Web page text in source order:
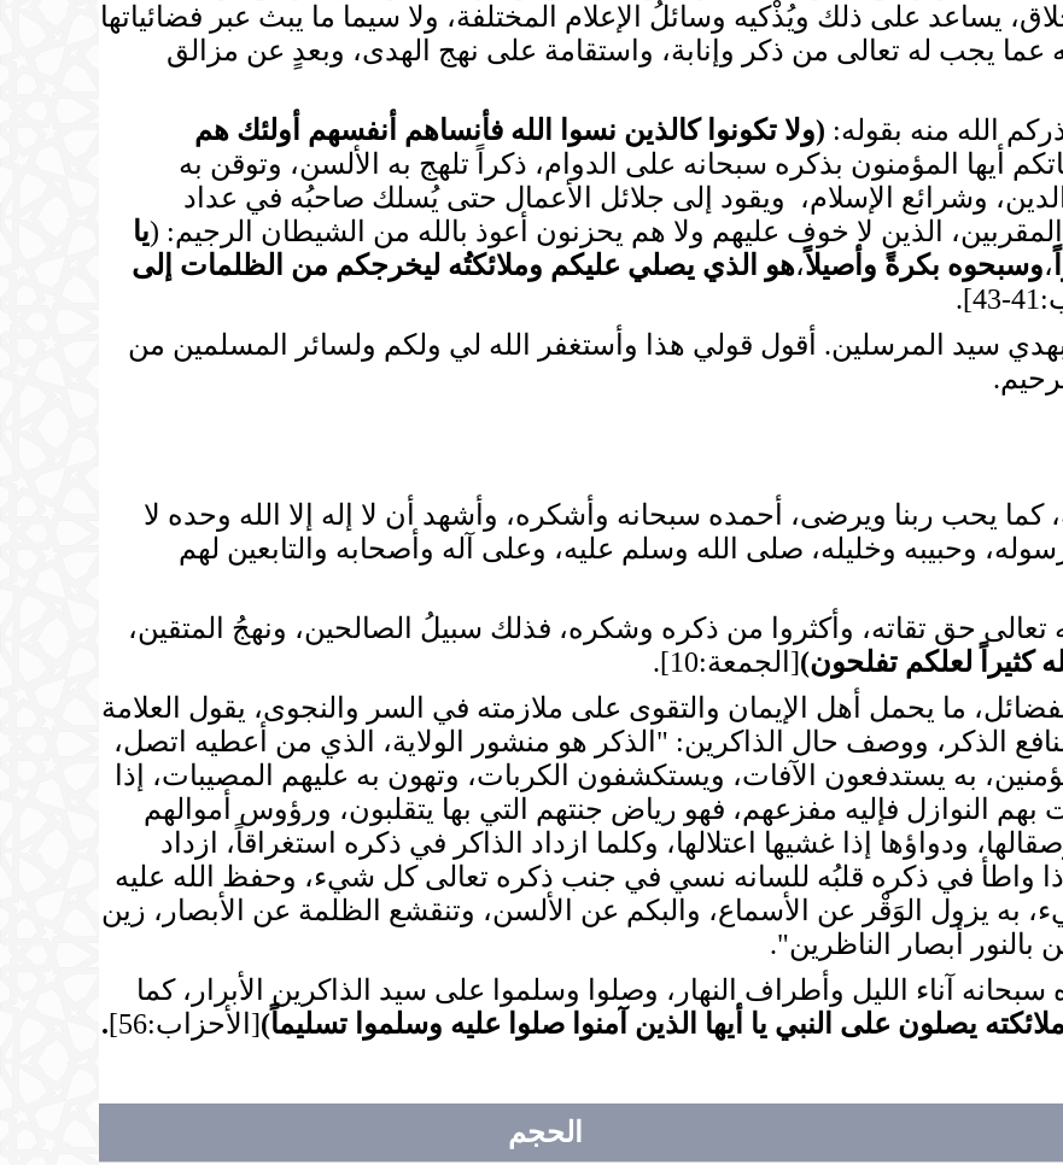
يساعد على ذلك ويُذْكيه وسائلُ الإعلام المختلفة، ولا سيما ما يبث عبر فضائياتها
عما يجب له تعالى من ذكر وإنابة، واستقامة على نهج الهدى، وبعدٍ عن مزالق
الله منه بقوله: (ولا تكونوا كالذين نسوا الله فأنساهم أنفسهم أولئك هم
أوقاتكم أيها المؤمنون بذكره سبحانه على الدوام، ذكراً تلهج به الألسن، وتوقن به
وشرائع الإسلام، ويقود إلى جلائل الأعمال حتى يُسلك صاحبُه في عداد
الذين لا خوف عليهم ولا هم يحزنون أعوذ بالله من الشيطان الرجيم: (يا
،وسبحوه بكرةً وأصيلاً،هو الذي يصلي عليكم وملائكتُه ليخرجكم من الظلمات إلى
وبهدي سيد المرسلين. أقول قولي هذا وأستغفر الله لي ولكم ولسائر المسلمين من
كما يحب ربنا ويرضى، أحمده سبحانه وأشكره، وأشهد أن لا إله إلا الله وحده لا
وحبيبه وخليله، صلى الله وسلم عليه، وعلى آله وأصحابه والتابعين لهم
تعالى حق تقاته، وأكثروا من ذكره وشكره، فذلك سبيلُ الصالحين، ونهجُ المتقين،
كثيراً لعلكم تفلحون)[الجمعة:10].
ما يحمل أهل الإيمان والتقوى على ملازمته في السر والنجوى، يقول العلامة
الذكر، ووصف حال الذاكرين: "الذكر هو منشور الولاية، الذي من أعطيه اتصل،
به يستدفعون الآفات، ويستكشفون الكربات، وتهون به عليهم المصيبات، إذا
بهم النوازل فإليه مفزعهم، فهو رياض جنتهم التي بها يتقلبون، ورؤوس أموالهم
ودواؤها إذا غشيها اعتلالها، وكلما ازداد الذاكر في ذكره استغراقاً، ازداد
وإذا واطأ في ذكره قلبُه للسانه نسي في جنب ذكره تعالى كل شيء، وحفظ الله عليه
يزول الوَقْر عن الأسماع، والبكم عن الألسن، وتنقشع الظلمة عن الأبصار، زين
بالنور أبصار الناظرين".
سبحانه آناء الليل وأطراف النهار، وصلوا وسلموا على سيد الذاكرين الأبرار، كما
يصلون على النبي يا أيها الذين آمنوا صلوا عليه وسلموا تسليماً)[الأحزاب:56] .
الحجم